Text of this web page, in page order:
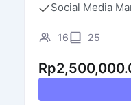
Social Media
16 25
Rp